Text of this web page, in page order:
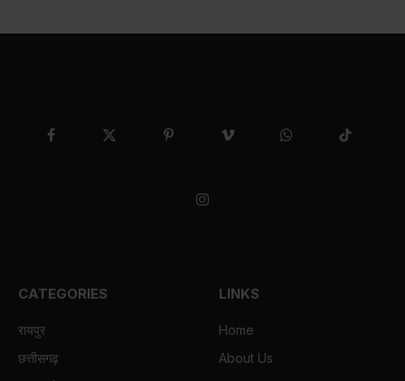
FacebookX
Pinterest Vimeo WhatsAppTikTok
Instagram
CATEGORIES
रायपुर
छत्तीसगढ़
LINKS
Home
About Us